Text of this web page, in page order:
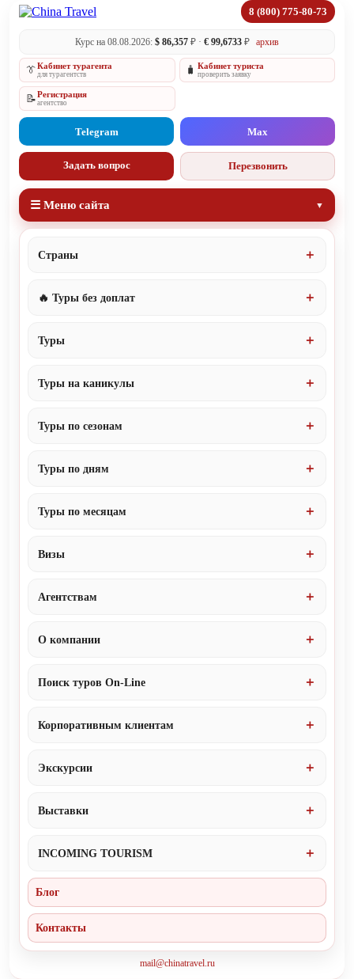
8 (800) 775-80-73
Курс на 08.08.2026: $ 86,357 ₽ · € 99,6733 ₽ архив
👔Кабинет турагента
для турагентств 🧳 Кабинет туриста
проверить заявку
📝Регистрация
агентство
Telegram Max
Задать вопрос Перезвонить
☰ Меню сайта
Страны
🔥 Туры без доплат
Туры
Туры на каникулы
Туры по сезонам
Туры по дням
Туры по месяцам
Визы
Агентствам
О компании
Поиск туров On-Line
Корпоративным клиентам
Экскурсии
Выставки
INCOMING TOURISM
Блог
Контакты
mail@chinatravel.ru